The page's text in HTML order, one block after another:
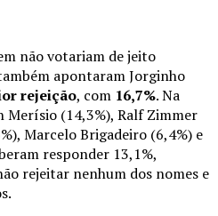
não votariam de jeito
apontaram Jorginho
rejeição, com 16,7%. Na
Merísio (14,3%), Ralf Zimmer
Marcelo Brigadeiro (6,4%) e
responder 13,1%,
rejeitar nenhum dos nomes e